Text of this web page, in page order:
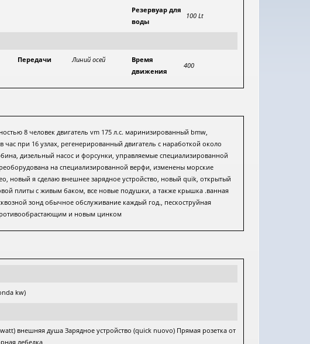
Резервуар для
воды
100 Lt
Передачи Линий осей
Время
движения
400
8 человек двигатель vm 175 л.с. маринизированный bmw,
при 16 узлах, регенерированный двигатель с наработкой около
дизельный насос и форсунки, управляемые специализированной
на специализированной верфи, изменены морские
новый я сделаю внешнее зарядное устройство, новый quik, открытый
плиты с живым баком, все новые подушки, а также крышка .ванная
зонд обычное обслуживание каждый год., пескоструйная
и новым цинком
kw)
внешняя душа Зарядное устройство (quick nuovo) Прямая розетка от
лебедка